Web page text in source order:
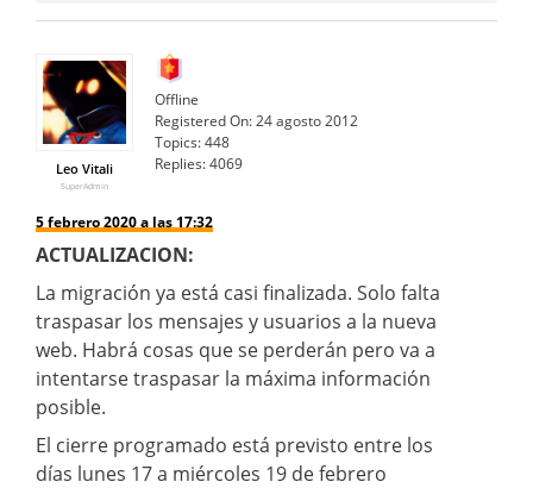
Leo Vitali
SuperAdmin
Offline
Registered On:24 agosto 2012
Topics:448
Replies:4069
5 febrero 2020 a las 17:32
ACTUALIZACION:
La migración ya está casi finalizada. Solo falta
traspasar los mensajes y usuarios a la nueva
web. Habrá cosas que se perderán pero va a
intentarse traspasar la máxima información
posible.
El cierre programado está previsto entre los
días lunes 17 a miércoles 19 de febrero